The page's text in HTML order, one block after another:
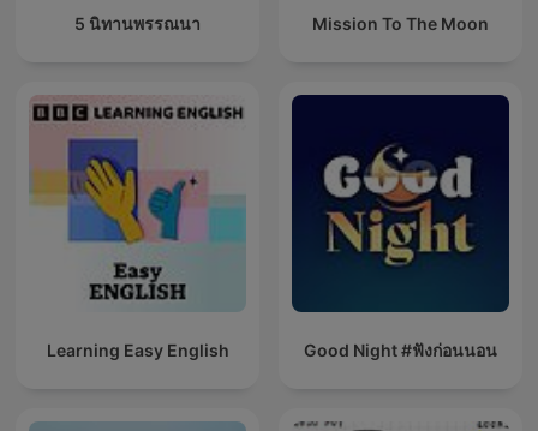
5 นิทานพรรณนา Mission To The Moon
Learning Easy English Good Night #ฟังก่อนนอน